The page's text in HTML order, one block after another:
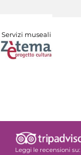
Servizi museali
Leggi le recensioni su: